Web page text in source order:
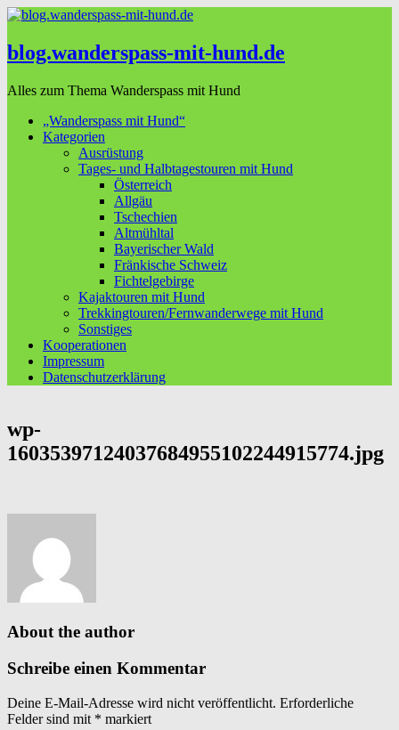
blog.wanderspass-mit-hund.de
Alles zum Thema Wanderspass mit Hund
„Wanderspass mit Hund“
Kategorien
Ausrüstung
Tages- und Halbtagestouren mit Hund
Österreich
Allgäu
Tschechien
Altmühltal
Bayerischer Wald
Fränkische Schweiz
Fichtelgebirge
Kajaktouren mit Hund
Trekkingtouren/Fernwanderwege mit Hund
Sonstiges
Kooperationen
Impressum
Datenschutzerklärung
wp-
16035397124037684955102244915774.jpg
About the author
Schreibe einen Kommentar
Deine E-Mail-Adresse wird nicht veröffentlicht. Erforderliche
Felder sind mit * markiert